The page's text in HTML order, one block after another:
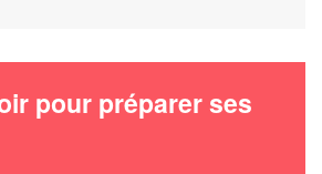
pour préparer ses